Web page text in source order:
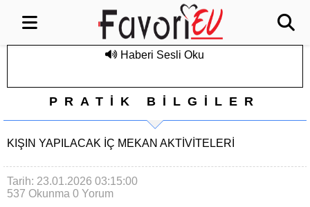
Haberi Sesli Oku
PRATİK BİLGİLER
KIŞIN YAPILACAK İÇ MEKAN AKTIVITELERI
Tarih: 23.01.2026 03:15:00
537 Okunma 0 Yorum